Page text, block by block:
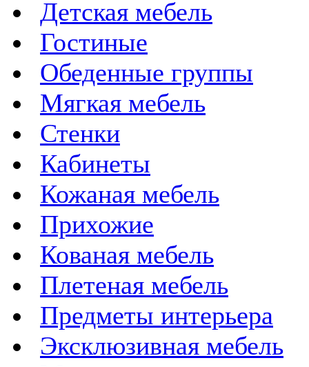
Детская мебель
Гостиные
Обеденные группы
Мягкая мебель
Стенки
Кабинеты
Кожаная мебель
Прихожие
Кованая мебель
Плетеная мебель
Предметы интерьера
Эксклюзивная мебель